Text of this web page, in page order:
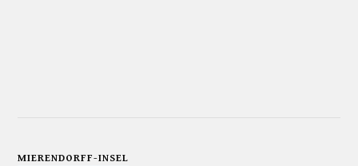
MIERENDORFF-INSEL